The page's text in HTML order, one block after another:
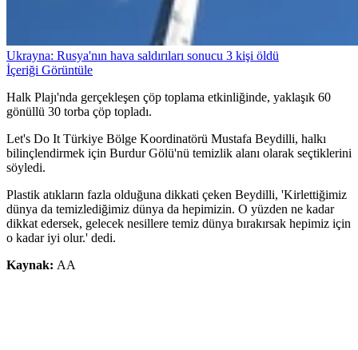
Ukrayna: Rusya'nın hava saldırıları sonucu 3 kişi öldü
İçeriği Görüntüle
Halk Plajı'nda gerçekleşen çöp toplama etkinliğinde, yaklaşık 60
gönüllü 30 torba çöp topladı.
Let's Do It Türkiye Bölge Koordinatörü Mustafa Beydilli, halkı
bilinçlendirmek için Burdur Gölü'nü temizlik alanı olarak seçtiklerini
söyledi.
Plastik atıkların fazla olduğuna dikkati çeken Beydilli, 'Kirlettiğimiz
dünya da temizlediğimiz dünya da hepimizin. O yüzden ne kadar
dikkat edersek, gelecek nesillere temiz dünya bırakırsak hepimiz için
o kadar iyi olur.' dedi.
Kaynak: AA